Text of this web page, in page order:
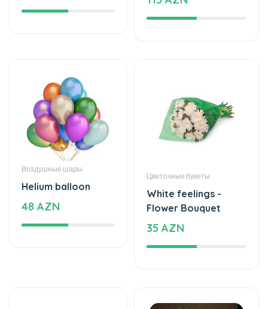
Воздушные шары
Helium balloon
48 AZN
Flower Bouquet
35 AZN